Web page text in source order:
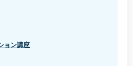
ョン講座